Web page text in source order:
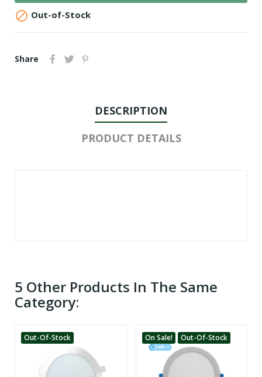
 Out-of-Stock
Share
DESCRIPTION
PRODUCT DETAILS
5 Other Products In The Same
Category:
Out-Of-Stock On Sale! Out-Of-Stock